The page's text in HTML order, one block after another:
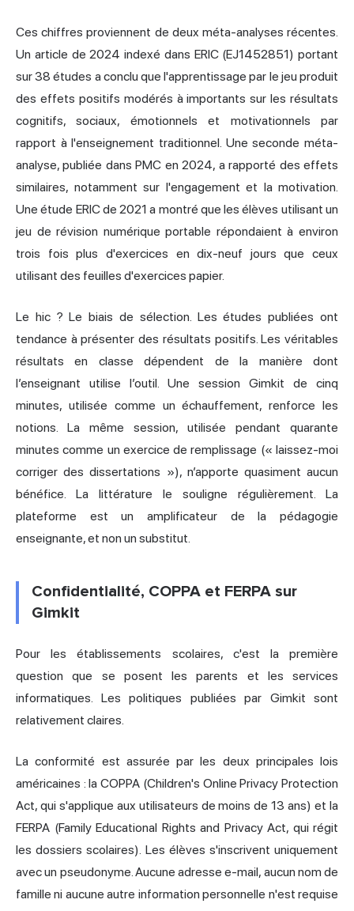
Ces chiffres proviennent de deux méta-analyses récentes.
Un article de 2024 indexé dans ERIC (EJ1452851) portant
sur 38 études a conclu que l'apprentissage par le jeu produit
des effets positifs modérés à importants sur les résultats
cognitifs, sociaux, émotionnels et motivationnels par
rapport à l'enseignement traditionnel. Une seconde méta-
analyse, publiée dans PMC en 2024, a rapporté des effets
similaires, notamment sur l'engagement et la motivation.
Une étude ERIC de 2021 a montré que les élèves utilisant un
jeu de révision numérique portable répondaient à environ
trois fois plus d'exercices en dix-neuf jours que ceux
utilisant des feuilles d'exercices papier.
Le hic ? Le biais de sélection. Les études publiées ont
tendance à présenter des résultats positifs. Les véritables
résultats en classe dépendent de la manière dont
l’enseignant utilise l’outil. Une session Gimkit de cinq
minutes, utilisée comme un échauffement, renforce les
notions. La même session, utilisée pendant quarante
minutes comme un exercice de remplissage (« laissez-moi
corriger des dissertations »), n’apporte quasiment aucun
bénéfice. La littérature le souligne régulièrement. La
plateforme est un amplificateur de la pédagogie
enseignante, et non un substitut.
Confidentialité, COPPA et FERPA sur
Gimkit
Pour les établissements scolaires, c'est la première
question que se posent les parents et les services
informatiques. Les politiques publiées par Gimkit sont
relativement claires.
La conformité est assurée par les deux principales lois
américaines : la COPPA (Children's Online Privacy Protection
Act, qui s'applique aux utilisateurs de moins de 13 ans) et la
FERPA (Family Educational Rights and Privacy Act, qui régit
les dossiers scolaires). Les élèves s'inscrivent uniquement
avec un pseudonyme. Aucune adresse e-mail, aucun nom de
famille ni aucune autre information personnelle n'est requise